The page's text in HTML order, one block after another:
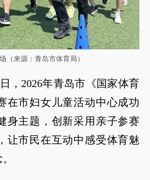
（来源：青岛市体育局）
，2026年青岛市《国家体育
在市妇女儿童活动中心成功
身主题，创新采用亲子参赛
让市民在互动中感受体育魅